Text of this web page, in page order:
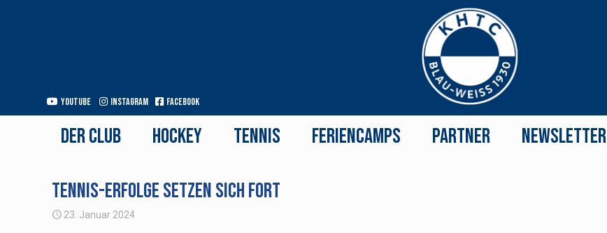
Youtube Instagram Facebook
Der Club Hockey Tennis Feriencamps Partner Newsletter
Tennis-Erfolge setzen sich fort
23. Januar 2024